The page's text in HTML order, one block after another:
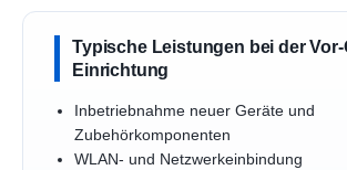
Typische Leistungen bei der Vor-
Einrichtung
Inbetriebnahme neuer Geräte und
Zubehörkomponenten
WLAN- und Netzwerkeinbindung